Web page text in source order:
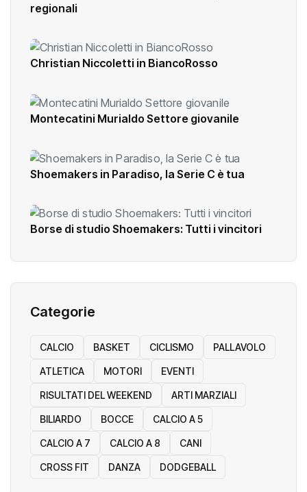
regionali
Christian Niccoletti in BiancoRosso
Montecatini Murialdo Settore giovanile
Shoemakers in Paradiso, la Serie C è tua
Borse di studio Shoemakers: Tutti i vincitori
Categorie
CALCIO BASKET CICLISMO PALLAVOLO
ATLETICA MOTORI EVENTI
RISULTATI DEL WEEKEND ARTI MARZIALI
BILIARDO BOCCE CALCIO A 5
CALCIO A 7 CALCIO A 8 CANI
CROSS FIT DANZA DODGEBALL